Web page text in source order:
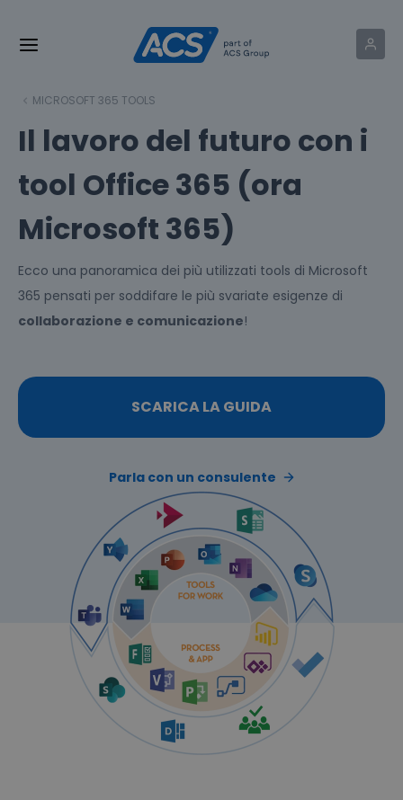
MICROSOFT 365 TOOLS
Il lavoro del futuro con i
tool Office 365 (ora
Microsoft 365)
Ecco una panoramica dei più utilizzati tools di Microsoft
365 pensati per soddifare le più svariate esigenze di
collaborazione e comunicazione!
SCARICA LA GUIDA
Parla con un consulente